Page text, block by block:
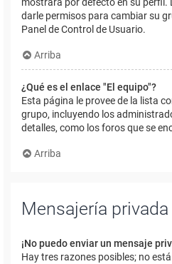
darle permisos para cambiar su
Panel de Control de Usuario.
Arriba
¿Qué es el enlace "El equipo"?
Esta página le provee de la lista
grupo, incluyendo los
detalles, como los foros que se
Arriba
Mensajería privada
¡No puedo enviar un mensaje
Hay tres razones posibles; no